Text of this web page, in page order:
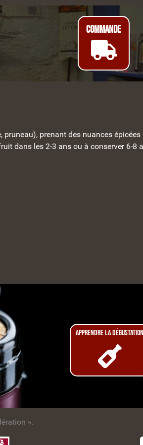
Commande
prenant des nuances
dans les 2-3 ans ou à conserver 6-8
APPRENDRE LA DÉGUSTATION
».